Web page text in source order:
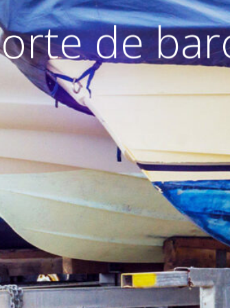
de
práctica y
los
para
a
su
con una
equivalente
seguro